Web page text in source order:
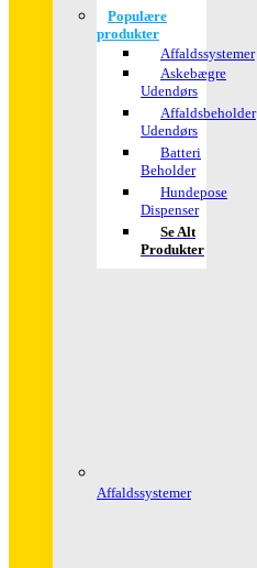
Populære
produkter
Affaldssystemer
Askebægre
Udendørs
Affaldsbeholder
Udendørs
Batteri
Beholder
Hundepose
Dispenser
Se Alt
Produkter
Affaldssystemer